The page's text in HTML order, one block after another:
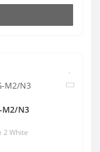
M2/N3
2 White